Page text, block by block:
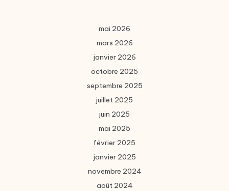
mai 2026
mars 2026
janvier 2026
octobre 2025
septembre 2025
juillet 2025
juin 2025
mai 2025
février 2025
janvier 2025
novembre 2024
août 2024